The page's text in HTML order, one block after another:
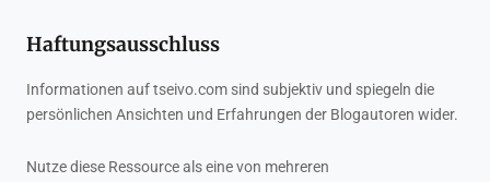
Haftungsausschluss
Informationen auf tseivo.com sind subjektiv und spiegeln die
persönlichen Ansichten und Erfahrungen der Blogautoren wider.
Nutze diese Ressource als eine von mehreren